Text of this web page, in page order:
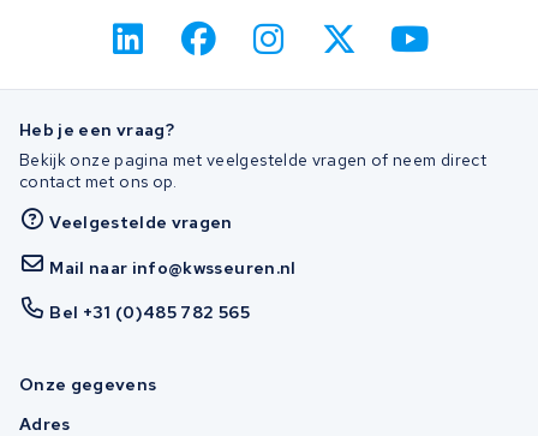
Heb je een vraag?
Bekijk onze pagina met veelgestelde vragen of neem direct
contact met ons op.
Veelgestelde vragen
Mail naar info@kwsseuren.nl
Bel +31 (0)485 782 565
Onze gegevens
Adres